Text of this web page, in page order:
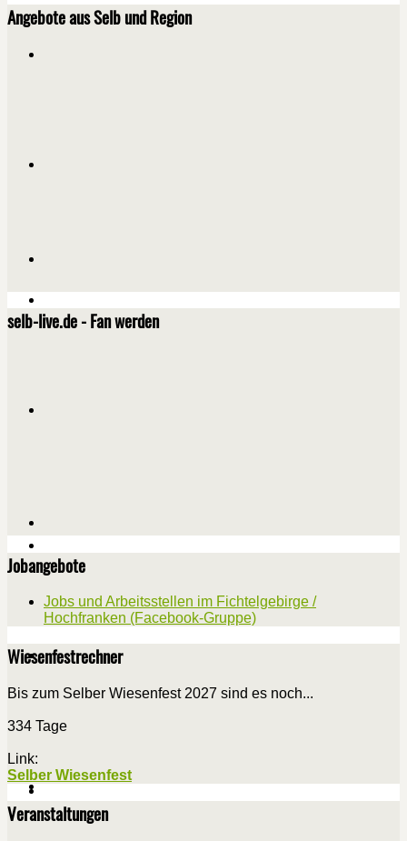
Angebote aus Selb und Region
selb-live.de - Fan werden
Jobangebote
Jobs und Arbeitsstellen im Fichtelgebirge /
Hochfranken (Facebook-Gruppe)
Wiesenfestrechner
Bis zum Selber Wiesenfest 2027 sind es noch...
334 Tage
Link:
Selber Wiesenfest
Veranstaltungen